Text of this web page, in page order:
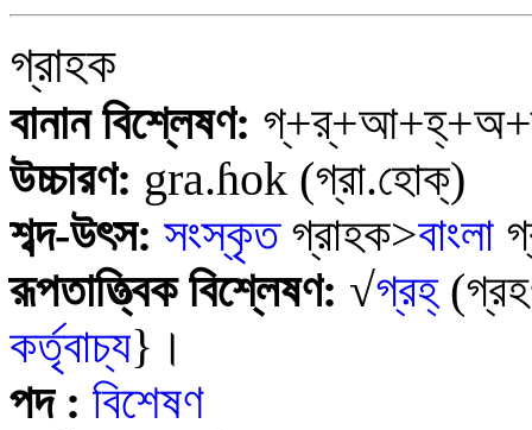
গ্রাহক
বানান বিশ্লেষণ: গ্
উচ্চারণ: gra.ɦok (গ্রা.হোক্)
শব্দ-উৎস: সংস্কৃত গ্রাহক>বাংলা
রূপতাত্ত্বিক বিশ্লেষণ: √গ্রহ্
কর্তৃবাচ্য} ।
পদ : বিশেষণ